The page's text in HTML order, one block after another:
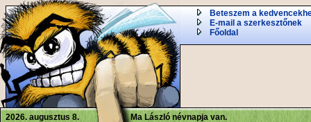
Beteszem a
E-mail a szerkesztőnek
Főoldal
2026. augusztus 8. Ma László névnapja van.